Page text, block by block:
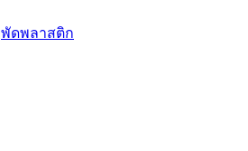
พัดพลาสติก